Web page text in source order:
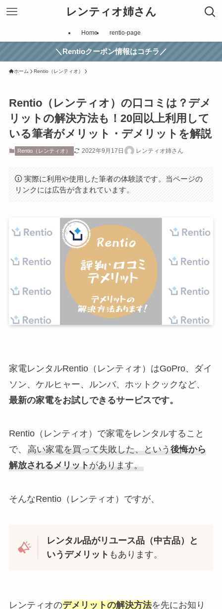
レンティオ姉さん
Home rentio-page
＼Rentioクーポン情報はコチラ／
ホーム Rentio（レンティオ）
Rentio（レンティオ）の口コミは？デメ
リットの解決方法も！20回以上利用して
いる筆者がメリット・デメリットを解説
Rentio（レンティオ） 2022年9月17日 レンティオ姉さん
実際に利用や使用した筆者の体験談です。当ページの
リンクには広告が含まれています。
家電レンタルRentio（レンティオ）はGoPro、ダイ
ソン、ケルヒャー、ルンバ、ホットクックなど、
最新の家電をお試しできるサービスです。
Rentio（レンティオ）で家電をレンタルすること
で、 高い家電を買って失敗した、という後悔から
解放されるメリットがあります。
そんなRentio（レンティオ）ですが、
レンタル品がリユース品（中古品）と
いうデメリット もあります。
レンティオのデメリットの解決方法を先にお知り